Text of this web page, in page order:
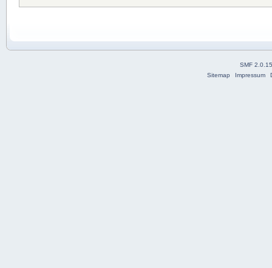
SMF
Sitemap
Impressum